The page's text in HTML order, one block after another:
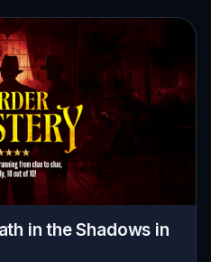
in the Shadows in